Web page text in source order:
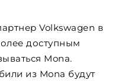
Volkswagen в
доступным
Mona.
из Mona будут